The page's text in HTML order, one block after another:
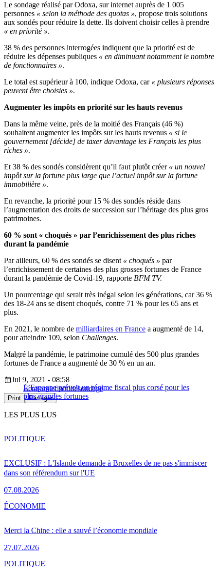
Le sondage réalisé par Odoxa, sur internet auprès de 1 005
personnes « selon la méthode des quotas », propose trois solutions
aux sondés pour réduire la dette. Ils doivent choisir celles à prendre
« en priorité ».
38 % des personnes interrogées indiquent que la priorité est de
réduire les dépenses publiques « en diminuant notamment le nombre
de fonctionnaires ».
Le total est supérieur à 100, indique Odoxa, car « plusieurs réponses
peuvent être choisies ».
Augmenter les impôts en priorité sur les hauts revenus
Dans la même veine, près de la moitié des Français (46 %)
souhaitent augmenter les impôts sur les hauts revenus « si le
gouvernement [décide] de taxer davantage les Français les plus
riches ».
Et 38 % des sondés considèrent qu’il faut plutôt créer « un nouvel
impôt sur la fortune plus large que l’actuel impôt sur la fortune
immobilière ».
En revanche, la priorité pour 15 % des sondés réside dans
l’augmentation des droits de succession sur l’héritage des plus gros
patrimoines.
60 % sont « choqués » par l’enrichissement des plus riches
durant la pandémie
Par ailleurs, 60 % des sondés se disent « choqués » par
l’enrichissement de certaines des plus grosses fortunes de France
durant la pandémie de Covid-19, rapporte BFM TV.
Un pourcentage qui serait très inégal selon les générations, car 36 %
des 18-24 ans se disent choqués, contre 71 % pour les 65 ans et
plus.
En 2021, le nombre de milliardaires en France a augmenté de 14,
pour atteindre 109, selon Challenges.
Malgré la pandémie, le patrimoine cumulé des 500 plus grandes
fortunes de France a augmenté de 30 % en un an.
L’Espagne prévoit un régime fiscal plus corsé pour les
plus grandes fortunes
Jul 9, 2021 - 08:58
Économiefiscalitésondage
Print Partager
LES PLUS LUS
EXCLUSIF : L'Islande demande à Bruxelles de ne pas s'immiscer
dans son référendum sur l'UE
07.08.2026
POLITIQUE
Merci la Chine : elle a sauvé l’économie mondiale
27.07.2026
ÉCONOMIE
POLITIQUE